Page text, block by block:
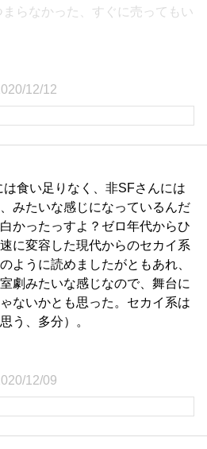
らなかった、すぐに売ってもい
12/12
は食い足りなく、非SFさんには
みたいな感じになっているんだ
かったっすよ？ゼロ年代からひ
に変容した現代からのセカイ系
ように読めましたがともあれ、
劇みたいな感じなので、舞台に
ないかとも思った。セカイ系は
う、多分）。
12/09